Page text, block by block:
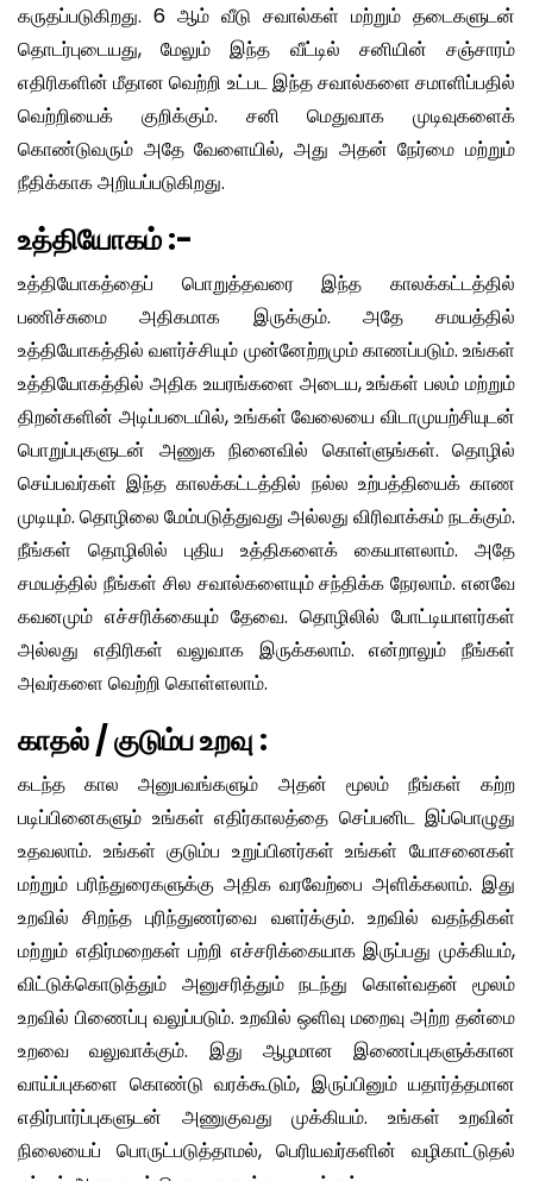
கருதப்படுகிறது. 6 ஆம் வீடு சவால்கள் மற்றும் தடைகளுடன்
தொடர்புடையது, மேலும் இந்த வீட்டில் சனியின் சஞ்சாரம்
எதிரிகளின் மீதான வெற்றி உட்பட இந்த சவால்களை சமாளிப்பதில்
வெற்றியைக் குறிக்கும். சனி மெதுவாக முடிவுகளைக்
கொண்டுவரும் அதே வேளையில், அது அதன் நேர்மை மற்றும்
நீதிக்காக அறியப்படுகிறது.
உத்தியோகம் :-
உத்தியோகத்தைப் பொறுத்தவரை இந்த காலக்கட்டத்தில்
பணிச்சுமை அதிகமாக இருக்கும். அதே சமயத்தில்
உத்தியோகத்தில் வளர்ச்சியும் முன்னேற்றமும் காணப்படும். உங்கள்
உத்தியோகத்தில் அதிக உயரங்களை அடைய, உங்கள் பலம் மற்றும்
திறன்களின் அடிப்படையில், உங்கள் வேலையை விடாமுயற்சியுடன்
பொறுப்புகளுடன் அணுக நினைவில் கொள்ளுங்கள். தொழில்
செய்பவர்கள் இந்த காலக்கட்டத்தில் நல்ல உற்பத்தியைக் காண
முடியும். தொழிலை மேம்படுத்துவது அல்லது விரிவாக்கம் நடக்கும்.
நீங்கள் தொழிலில் புதிய உத்திகளைக் கையாளலாம். அதே
சமயத்தில் நீங்கள் சில சவால்களையும் சந்திக்க நேரலாம். எனவே
கவனமும் எச்சரிக்கையும் தேவை. தொழிலில் போட்டியாளர்கள்
அல்லது எதிரிகள் வலுவாக இருக்கலாம். என்றாலும் நீங்கள்
அவர்களை வெற்றி கொள்ளலாம்.
காதல் / குடும்ப உறவு :
கடந்த கால அனுபவங்களும் அதன் மூலம் நீங்கள் கற்ற
படிப்பினைகளும் உங்கள் எதிர்காலத்தை செப்பனிட இப்பொழுது
உதவலாம். உங்கள் குடும்ப உறுப்பினர்கள் உங்கள் யோசனைகள்
மற்றும் பரிந்துரைகளுக்கு அதிக வரவேற்பை அளிக்கலாம். இது
உறவில் சிறந்த புரிந்துணர்வை வளர்க்கும். உறவில் வதந்திகள்
மற்றும் எதிர்மறைகள் பற்றி எச்சரிக்கையாக இருப்பது முக்கியம்,
விட்டுக்கொடுத்தும் அனுசரித்தும் நடந்து கொள்வதன் மூலம்
உறவில் பிணைப்பு வலுப்படும். உறவில் ஒளிவு மறைவு அற்ற தன்மை
உறவை வலுவாக்கும். இது ஆழமான இணைப்புகளுக்கான
வாய்ப்புகளை கொண்டு வரக்கூடும், இருப்பினும் யதார்த்தமான
எதிர்பார்ப்புகளுடன் அணுகுவது முக்கியம். உங்கள் உறவின்
நிலையைப் பொருட்படுத்தாமல், பெரியவர்களின் வழிகாட்டுதல்